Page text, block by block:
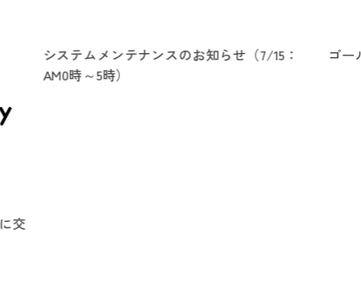
交
システムメンテナンスのお知らせ（7/15：
AM0時～5時）
ゴー